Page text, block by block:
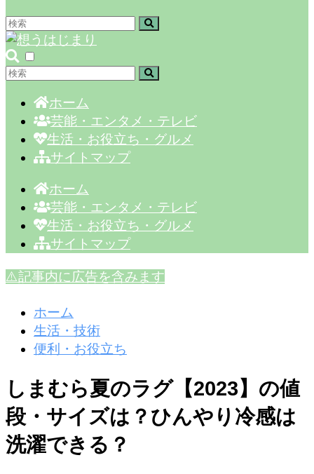
ホーム
芸能・エンタメ・テレビ
生活・お役立ち・グルメ
サイトマップ
ホーム
芸能・エンタメ・テレビ
生活・お役立ち・グルメ
サイトマップ
⚠️記事内に広告を含みます
ホーム
生活・技術
便利・お役立ち
しまむら夏のラグ【2023】の値
段・サイズは？ひんやり冷感は
洗濯できる？